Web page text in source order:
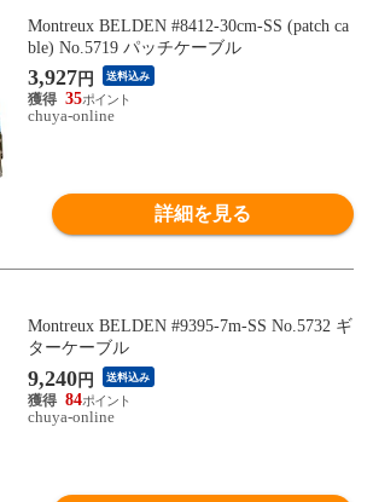
Montreux BELDEN #8412-30cm-SS (patch ca
ble) No.5719 パッチケーブル
3,927 円 送料込み
35
chuya-online
詳細を見る
Montreux BELDEN #9395-7m-SS No.5732 ギ
ターケーブル
9,240円 送料込み
84
chuya-online